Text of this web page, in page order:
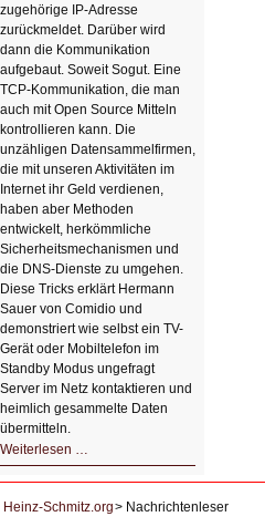
zugehörige IP-Adresse
zurückmeldet. Darüber wird
dann die Kommunikation
aufgebaut. Soweit Sogut. Eine
TCP-Kommunikation, die man
auch mit Open Source Mitteln
kontrollieren kann. Die
unzähligen Datensammelfirmen,
die mit unseren Aktivitäten im
Internet ihr Geld verdienen,
haben aber Methoden
entwickelt, herkömmliche
Sicherheitsmechanismen und
die DNS-Dienste zu umgehen.
Diese Tricks erklärt Hermann
Sauer von Comidio und
demonstriert wie selbst ein TV-
Gerät oder Mobiltelefon im
Standby Modus ungefragt
Server im Netz kontaktieren und
heimlich gesammelte Daten
übermitteln.
Weiterlesen …
DNS
Heinz-Schmitz.org
Nachrichtenleser